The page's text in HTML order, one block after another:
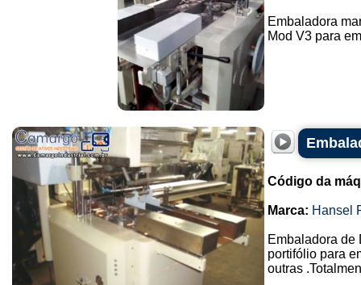
Embaladora
Mod V3 para
Código da
Marca: Hansel
Embaladora de
portifólio para
outras